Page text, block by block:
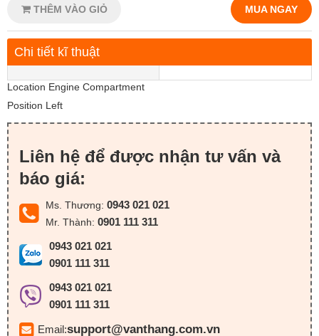
THÊM VÀO GIỎ MUA NGAY
Chi tiết kĩ thuật
Location Engine Compartment
Position Left
Liên hệ để được nhận tư vấn và
báo giá:
Ms. Thương: 0943 021 021
Mr. Thành: 0901 111 311
0943 021 021
0901 111 311
0943 021 021
0901 111 311
Email:support@vanthang.com.vn